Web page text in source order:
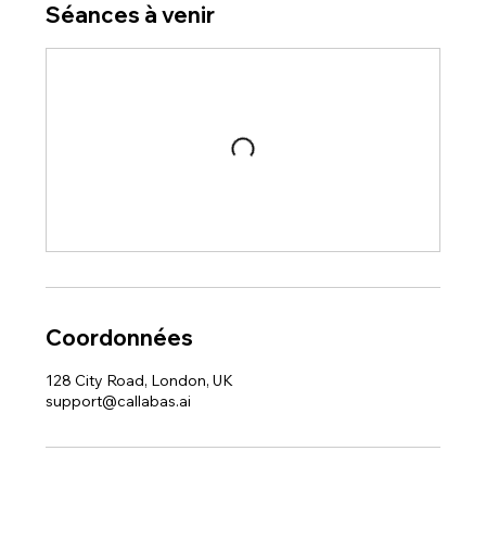
Séances à venir
Coordonnées
128 City Road, London, UK
support@callabas.ai